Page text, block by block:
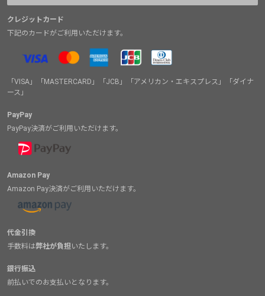
クレジットカード
下記のカードがご利用いただけます。
「VISA」「MASTERCARD」「JCB」「アメリカン・エキスプレス」「ダイナ
ース」
PayPay
PayPay決済がご利用いただけます。
Amazon Pay
Amazon Pay決済がご利用いただけます。
代金引換
手数料は弊社が負担いたします。
銀行振込
前払いでのお支払いとなります。